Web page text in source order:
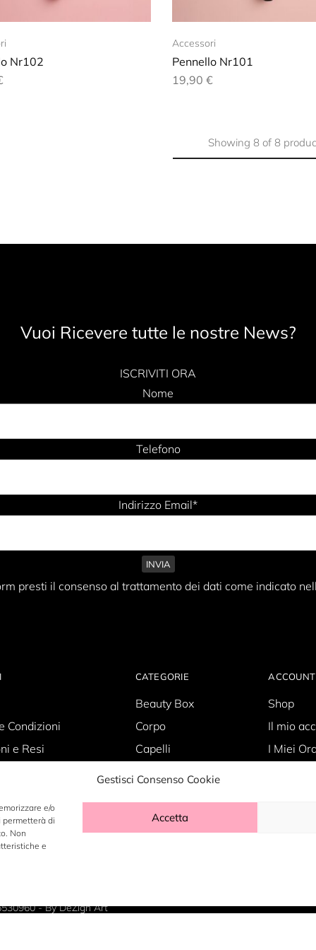
Gestisci Consenso Cookie
e/o
permetterà di
Non
e
Accetta
Nr102
Accessori
Pennello Nr101
19,90 €
Showing 8 of 8
Vuoi Ricevere tutte le nostre News?
ISCRIVITI ORA
Nome
Telefono
Indirizzo Email*
presti il consenso al trattamento dei dati come indicato
Condizioni
e Resi
CATEGORIE
Beauty Box
Corpo
Capelli
ACCOUNT
Shop
Il mio
I Miei
- ByDeZign Art